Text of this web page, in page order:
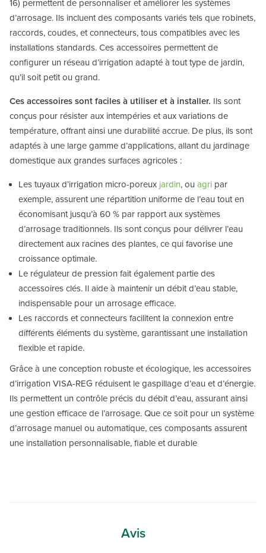
16) permettent de personnaliser et améliorer les systèmes
d’arrosage. Ils incluent des composants variés tels que robinets,
raccords, coudes, et connecteurs, tous compatibles avec les
installations standards. Ces accessoires permettent de
configurer un réseau d’irrigation adapté à tout type de jardin,
qu’il soit petit ou grand.
Ces accessoires sont faciles à utiliser et à installer. Ils sont
conçus pour résister aux intempéries et aux variations de
température, offrant ainsi une durabilité accrue. De plus, ils sont
adaptés à une large gamme d’applications, allant du jardinage
domestique aux grandes surfaces agricoles :
Les tuyaux d’irrigation micro-poreux jardin, ou agri par
exemple, assurent une répartition uniforme de l’eau tout en
économisant jusqu’à 60 % par rapport aux systèmes
d’arrosage traditionnels. Ils sont conçus pour délivrer l’eau
directement aux racines des plantes, ce qui favorise une
croissance optimale.
Le régulateur de pression fait également partie des
accessoires clés. Il aide à maintenir un débit d’eau stable,
indispensable pour un arrosage efficace.
Les raccords et connecteurs facilitent la connexion entre
différents éléments du système, garantissant une installation
flexible et rapide.
Grâce à une conception robuste et écologique, les accessoires
d’irrigation VISA-REG réduisent le gaspillage d’eau et d’énergie.
Ils permettent un contrôle précis du débit d’eau, assurant ainsi
une gestion efficace de l’arrosage. Que ce soit pour un système
d’arrosage manuel ou automatique, ces composants assurent
une installation personnalisable, fiable et durable
Avis